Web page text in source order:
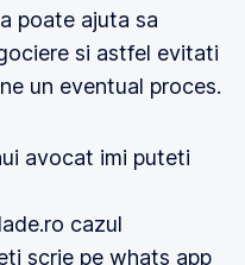
poate ajuta sa
si astfel evitati
un eventual proces.
avocat imi puteti
cazul
scrie pe whats app